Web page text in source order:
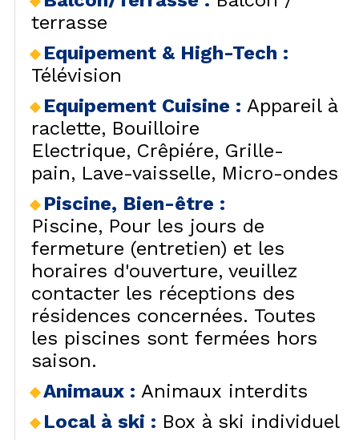
terrasse
Equipement & High-Tech :
Télévision
Equipement Cuisine : Appareil à
raclette
Bouilloire
Electrique Crêpiére Grille-
pain
Lave-vaisselle
Micro-ondes
Piscine, Bien-être :
Piscine
Pour les jours de
fermeture (entretien) et les
horaires d'ouverture, veuillez
contacter les réceptions des
résidences concernées. Toutes
les piscines sont fermées hors
saison.
Animaux : Animaux interdits
Local à ski : Box à ski individuel